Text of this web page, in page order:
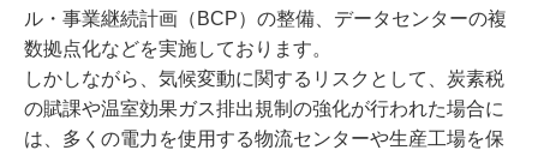
ル・事業継続計画（BCP）の整備、データセンターの複
数拠点化などを実施しております。
しかしながら、気候変動に関するリスクとして、炭素税
の賦課や温室効果ガス排出規制の強化が行われた場合に
は、多くの電力を使用する物流センターや生産工場を保